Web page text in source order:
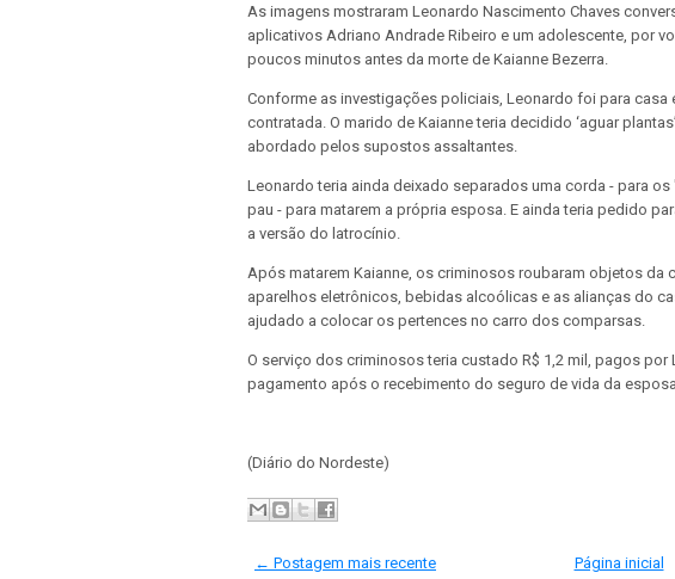
As imagens mostraram Leonardo Nascimento Chaves
aplicativos Adriano Andrade Ribeiro e um adolescente, por
poucos minutos antes da morte de Kaianne Bezerra.
Conforme as investigações policiais, Leonardo foi para casa
contratada. O marido de Kaianne teria decidido ‘aguar
abordado pelos supostos assaltantes.
Leonardo teria ainda deixado separados uma corda - para
pau - para matarem a própria esposa. E ainda teria pedido
a versão do latrocínio.
Após matarem Kaianne, os criminosos roubaram objetos da
aparelhos eletrônicos, bebidas alcoólicas e as alianças do
ajudado a colocar os pertences no carro dos comparsas.
O serviço dos criminosos teria custado R$ 1,2 mil, pagos
pagamento após o recebimento do seguro de vida da esposa.
(Diário do Nordeste)
← Postagem mais recente Página inicial